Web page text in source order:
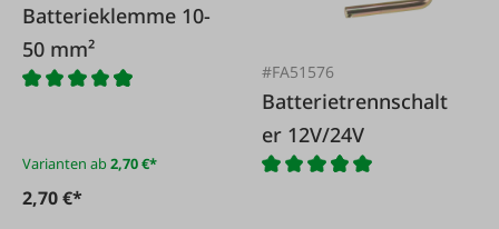
Batterieklemme 10-
50 mm²
Varianten ab2,70 €*
2,70 €*
#FA51576
Batterietrennschalt
er 12V/24V